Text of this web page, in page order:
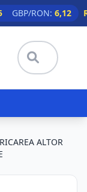
GBP/RON: 6,12
ALTOR